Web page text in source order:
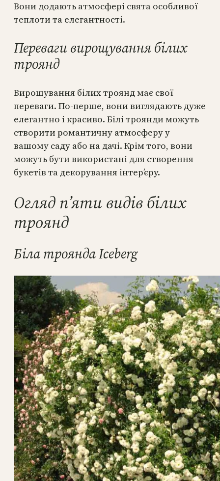
Вони додають атмосфері свята особливої
теплоти та елегантності.
Переваги вирощування білих
троянд
Вирощування білих троянд має свої
переваги. По-перше, вони виглядають дуже
елегантно і красиво. Білі троянди можуть
створити романтичну атмосферу у
вашому саду або на дачі. Крім того, вони
можуть бути використані для створення
букетів та декорування інтер’єру.
Огляд п’яти видів білих
троянд
Біла троянда Iceberg